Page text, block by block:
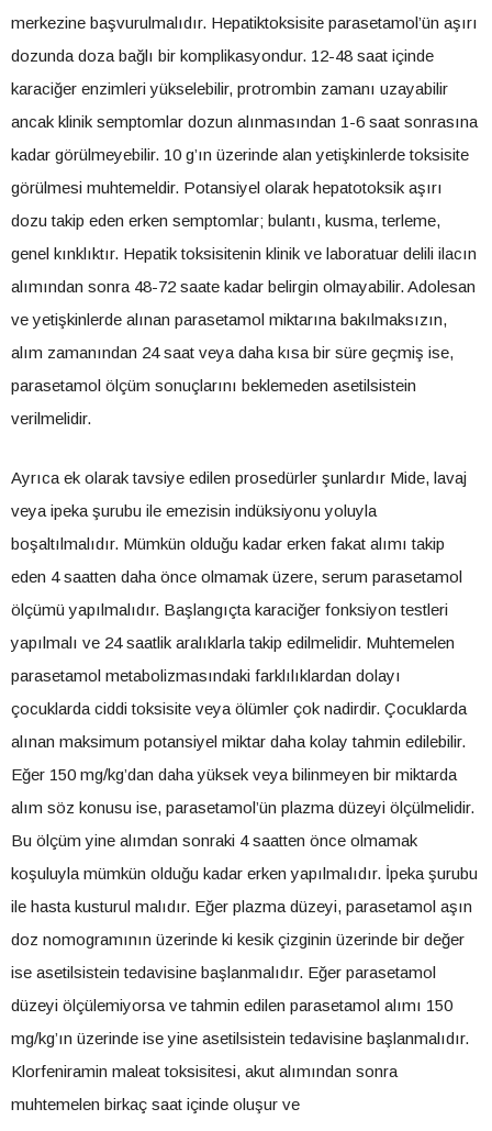
merkezine başvurulmalıdır. Hepatiktoksisite parasetamol’ün aşırı
dozunda doza bağlı bir komplikasyondur. 12-48 saat içinde
karaciğer enzimleri yükselebilir, protrombin zamanı uzayabilir
ancak klinik semptomlar dozun alınmasından 1-6 saat sonrasına
kadar görülmeyebilir. 10 g’ın üzerinde alan yetişkinlerde toksisite
görülmesi muhtemeldir. Potansiyel olarak hepatotoksik aşırı
dozu takip eden erken semptomlar; bulantı, kusma, terleme,
genel kınklıktır. Hepatik toksisitenin klinik ve laboratuar delili ilacın
alımından sonra 48-72 saate kadar belirgin olmayabilir. Adolesan
ve yetişkinlerde alınan parasetamol miktarına bakılmaksızın,
alım zamanından 24 saat veya daha kısa bir süre geçmiş ise,
parasetamol ölçüm sonuçlarını beklemeden asetilsistein
verilmelidir.
Ayrıca ek olarak tavsiye edilen prosedürler şunlardır Mide, lavaj
veya ipeka şurubu ile emezisin indüksiyonu yoluyla
boşaltılmalıdır. Mümkün olduğu kadar erken fakat alımı takip
eden 4 saatten daha önce olmamak üzere, serum parasetamol
ölçümü yapılmalıdır. Başlangıçta karaciğer fonksiyon testleri
yapılmalı ve 24 saatlik aralıklarla takip edilmelidir. Muhtemelen
parasetamol metabolizmasındaki farklılıklardan dolayı
çocuklarda ciddi toksisite veya ölümler çok nadirdir. Çocuklarda
alınan maksimum potansiyel miktar daha kolay tahmin edilebilir.
Eğer 150 mg/kg’dan daha yüksek veya bilinmeyen bir miktarda
alım söz konusu ise, parasetamol’ün plazma düzeyi ölçülmelidir.
Bu ölçüm yine alımdan sonraki 4 saatten önce olmamak
koşuluyla mümkün olduğu kadar erken yapılmalıdır. İpeka şurubu
ile hasta kusturul malıdır. Eğer plazma düzeyi, parasetamol aşın
doz nomogramının üzerinde ki kesik çizginin üzerinde bir değer
ise asetilsistein tedavisine başlanmalıdır. Eğer parasetamol
düzeyi ölçülemiyorsa ve tahmin edilen parasetamol alımı 150
mg/kg’ın üzerinde ise yine asetilsistein tedavisine başlanmalıdır.
Klorfeniramin maleat toksisitesi, akut alımından sonra
muhtemelen birkaç saat içinde oluşur ve